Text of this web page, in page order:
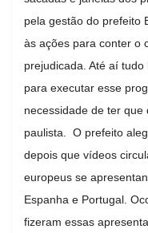
pela gestão do prefeito
às ações para conter o
prejudicada. Até aí
para executar esse
necessidade de ter
paulista. O prefeito
depois que vídeos
europeus se
Espanha e Portugal.
fizeram essas